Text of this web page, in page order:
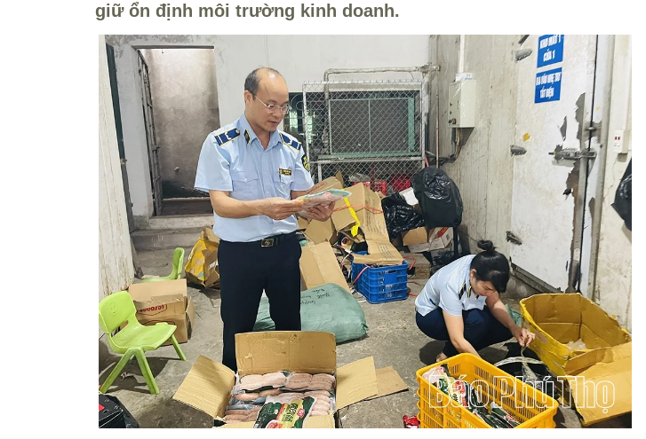
giữ ổn định môi trường kinh doanh.